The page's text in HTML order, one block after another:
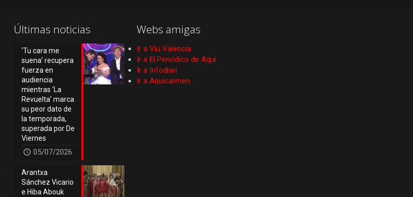
Últimas noticias
‘Tu cara me
suena’ recupera
fuerza en
audiencia
mientras ‘La
Revuelta’ marca
su peor dato de
la temporada,
superada por De
Viernes
05/07/2026
Arantxa
Sánchez Vicario
e Hiba Abouk
Webs amigas
Ir a Viu València
Ir a El Periódico de Aquí
Ir a Infodiari
Ir a Aquicarmen